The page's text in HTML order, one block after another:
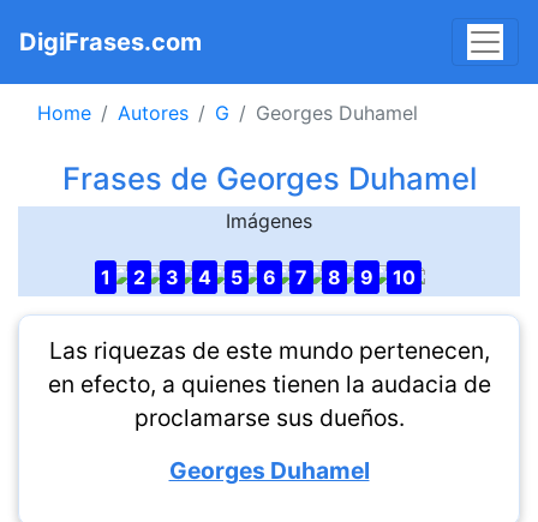
DigiFrases.com
Home Autores G Georges Duhamel
Frases de Georges Duhamel
Imágenes
1 2 3 4 5 6 7 8 9 10
Las riquezas de este mundo pertenecen,
en efecto, a quienes tienen la audacia de
proclamarse sus dueños.
Georges Duhamel